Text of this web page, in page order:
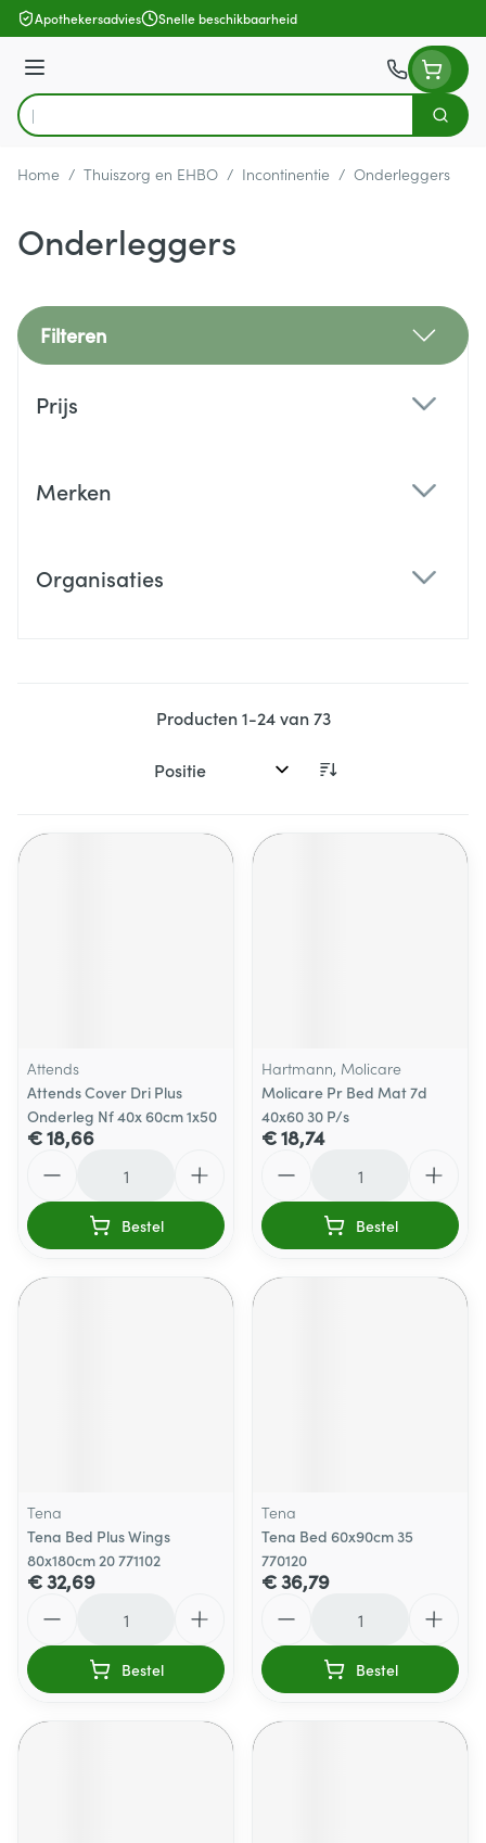
Ga naar de inhoud
Apothekersadvies Snelle beschikbaarheid
Menu
Product, merk, categorie...
Zoek
Home / Thuiszorg en EHBO / Incontinentie / Onderleggers
Onderleggers
Filteren
Prijs
Merken
Organisaties
Producten1-24van73
Sorteer op:
Attends
Attends Cover Dri Plus
Onderleg Nf 40x 60cm 1x50
€ 18,66
Bestel
Hartmann, Molicare
Molicare Pr Bed Mat 7d
40x60 30 P/s
€ 18,74
Bestel
Tena
Tena Bed Plus Wings
80x180cm 20 771102
€ 32,69
Bestel
Tena
Tena Bed 60x90cm 35
770120
€ 36,79
Bestel